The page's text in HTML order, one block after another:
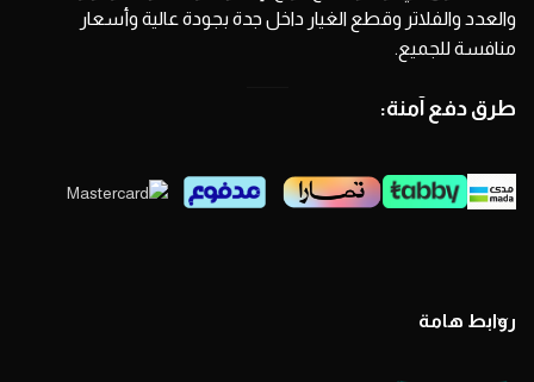
والعدد والفلاتر وقطع الغيار داخل جدة بجودة عالية وأسعار
منافسة للجميع.
طرق دفع آمنة:
روابط هامة